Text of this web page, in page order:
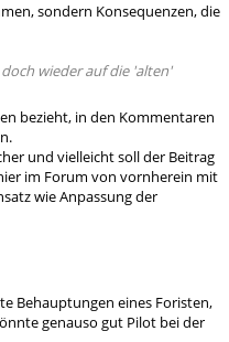
sondern Konsequenzen, die
wieder auf die 'alten'
bezieht, in den Kommentaren
und vielleicht soll der Beitrag
im Forum von vornherein mit
wie Anpassung der
Behauptungen eines Foristen,
genauso gut Pilot bei der